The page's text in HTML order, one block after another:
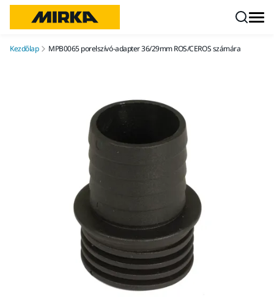
Kezdőlap MPB0065 porelszívó-adapter 36/29mm ROS/CEROS számára